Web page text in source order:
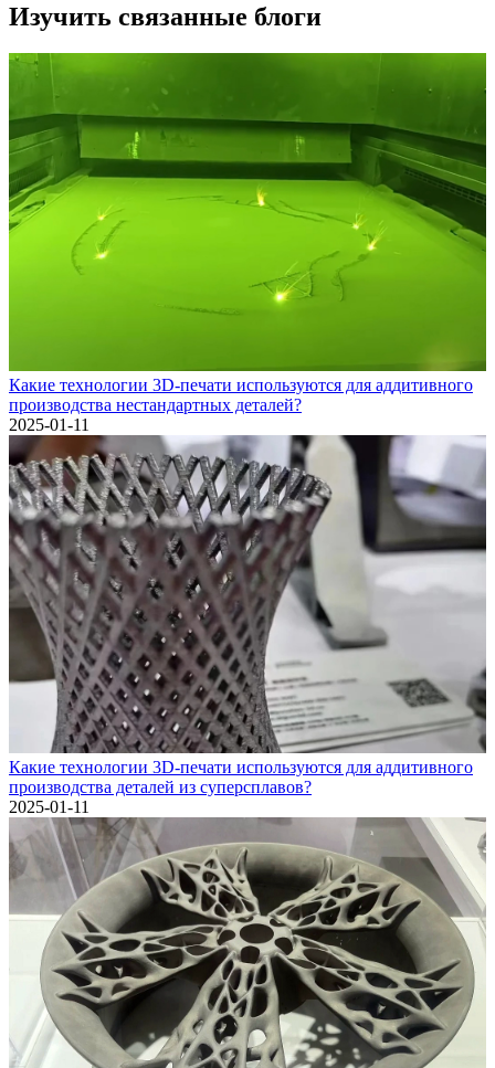
Изучить связанные блоги
Какие технологии 3D-печати используются для аддитивного
производства нестандартных деталей?
2025-01-11
Какие технологии 3D-печати используются для аддитивного
производства деталей из суперсплавов?
2025-01-11